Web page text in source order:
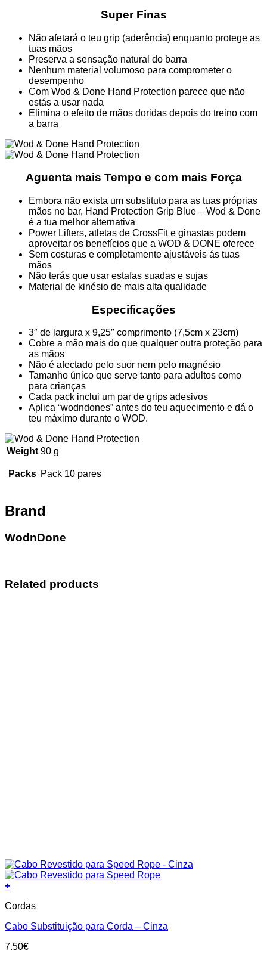
Super Finas
Não afetará o teu grip (aderência) enquanto protege as
tuas mãos
Preserva a sensação natural do barra
Nenhum material volumoso para comprometer o
desempenho
Com Wod & Done Hand Protection parece que não
estás a usar nada
Elimina o efeito de mãos doridas depois do treino com
a barra
Aguenta mais Tempo e com mais Força
Embora não exista um substituto para as tuas próprias
mãos no bar, Hand Protection Grip Blue – Wod & Done
é a tua melhor alternativa
Power Lifters, atletas de CrossFit e ginastas podem
aproveitar os benefícios que a WOD & DONE oferece
Sem costuras e completamente ajustáveis ás tuas
mãos
Não terás que usar estafas suadas e sujas
Material de kinésio de mais alta qualidade
Especificações
3″ de largura x 9,25″ comprimento (7,5cm x 23cm)
Cobre a mão mais do que qualquer outra proteção para
as mãos
Não é afectado pelo suor nem pelo magnésio
Tamanho único que serve tanto para adultos como
para crianças
Cada pack inclui um par de grips adesivos
Aplica “wodndones” antes do teu aquecimento e dá o
teu máximo durante o WOD.
Weight 90 g
Packs Pack 10 pares
Brand
WodnDone
Related products
+
Cordas
Cabo Substituição para Corda – Cinza
7.50€